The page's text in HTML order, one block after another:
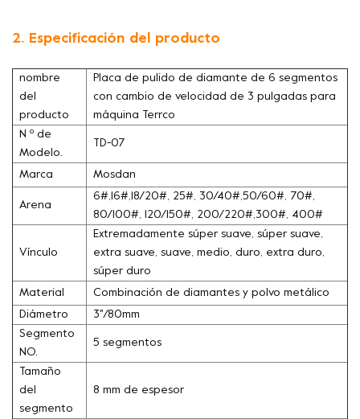
2. Especificación del producto
nombre
del
producto
Placa de pulido de diamante de 6 segmentos
con cambio de velocidad de 3 pulgadas para
máquina Terrco
N º de
Modelo.
TD-07
Marca Mosdan
Arena
6#,16#,18/20#, 25#, 30/40#,50/60#, 70#,
80/100#, 120/150#, 200/220#,300#, 400#
Vínculo
Extremadamente súper suave, súper suave,
extra suave, suave, medio, duro, extra duro,
súper duro
Material Combinación de diamantes y polvo metálico
Diámetro
3''/80mm
Segmento
NO.
5 segmentos
Tamaño
del
segmento
8 mm de espesor